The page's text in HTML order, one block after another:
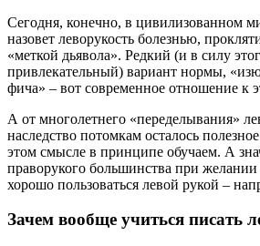
Сегодня, конечно, в цивилизованном
назовет леворукость болезнью,
«меткой дьявола». Редкий (и в силу
привлекательный) вариант нормы,
фича» – вот современное отношение к
А от многолетнего «переделывания»
наследство потомкам осталось
этом смысле в принципе обучаем. А
праворукого большинства при
хорошо пользоваться левой рукой –
Зачем вообще учиться писать